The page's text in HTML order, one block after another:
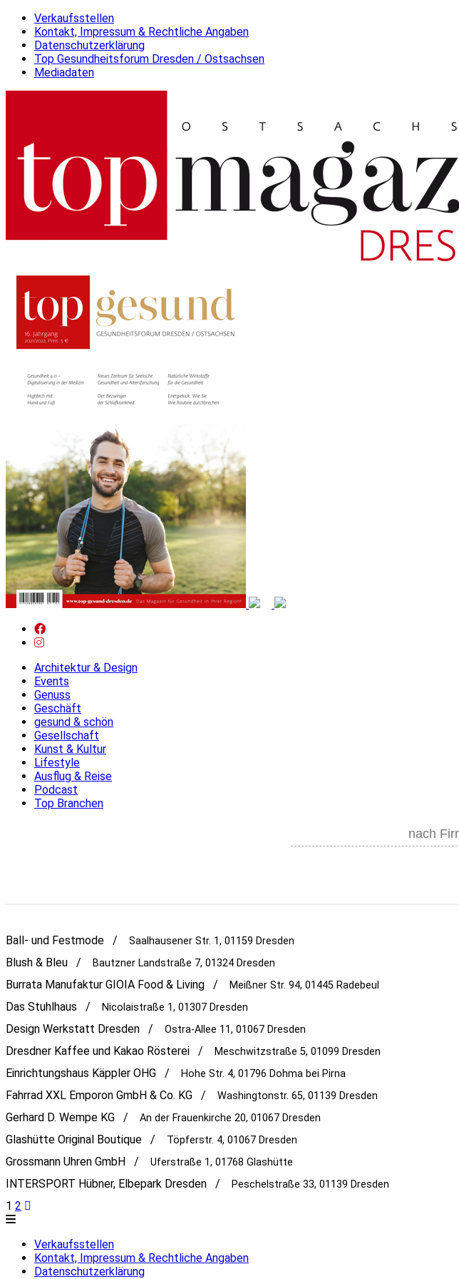
Verkaufsstellen
Kontakt, Impressum & Rechtliche Angaben
Datenschutzerklärung
Top Gesundheitsforum Dresden / Ostsachsen
Mediadaten
Architektur & Design
Events
Genuss
Geschäft
gesund & schön
Gesellschaft
Kunst & Kultur
Lifestyle
Ausflug & Reise
Podcast
Top Branchen
Ball- und Festmode / Saalhausener Str. 1, 01159 Dresden
Blush & Bleu / Bautzner Landstraße 7, 01324 Dresden
Burrata Manufaktur GIOIA Food & Living / Meißner Str. 94, 01445 Radebeul
Das Stuhlhaus / Nicolaistraße 1, 01307 Dresden
Design Werkstatt Dresden / Ostra-Allee 11, 01067 Dresden
Dresdner Kaffee und Kakao Rösterei / Meschwitzstraße 5, 01099 Dresden
Einrichtungshaus Käppler OHG / Hohe Str. 4, 01796 Dohma bei Pirna
Fahrrad XXL Emporon GmbH & Co. KG / Washingtonstr. 65, 01139 Dresden
Gerhard D. Wempe KG / An der Frauenkirche 20, 01067 Dresden
Glashütte Original Boutique / Töpferstr. 4, 01067 Dresden
Grossmann Uhren GmbH / Uferstraße 1, 01768 Glashütte
INTERSPORT Hübner, Elbepark Dresden / Peschelstraße 33, 01139 Dresden
1 (current)
2 Prev
Verkaufsstellen
Kontakt, Impressum & Rechtliche Angaben
Datenschutzerklärung